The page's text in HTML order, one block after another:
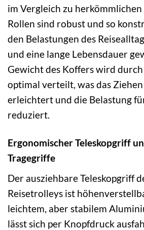
im Vergleich zu
Rollen sind robust und so
den Belastungen des
und eine lange Lebensdauer
Gewicht des Koffers wird
optimal verteilt, was das
erleichtert und die Belastung
reduziert.
Ergonomischer Teleskopgriff
Tragegriffe
Der ausziehbare Teleskopgriff
Reisetrolleys ist
leichtem, aber stabilem
lässt sich per Knopfdruck